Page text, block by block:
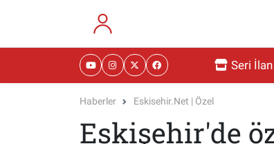
Seri İlan
Haberler Eskisehir.net | Özel
Eskişehir'de
RESMİ İLANLAR
Eskişehir Nöbetçi Eczaneler
Eskişehir Namaz Vakitleri